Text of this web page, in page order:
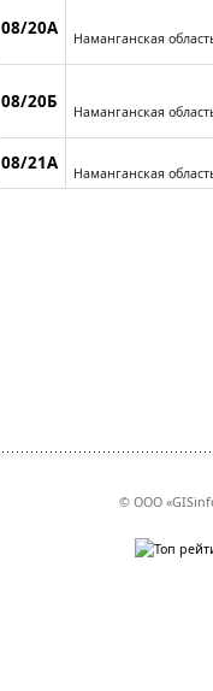
08/20А Наманганская
08/20Б Наманганская
08/21А Наманганская
© ООО